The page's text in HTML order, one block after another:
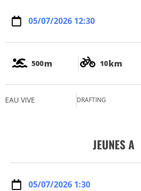
05/07/2026 12:30
500m 10km
EAU VIVE DRAFTING
JEUNES A
05/07/2026 1:30